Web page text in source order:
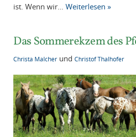
ist. Wenn wir…Weiterlesen »
Das Sommerekzem des
Christa Malcher undChristof Thalhofer